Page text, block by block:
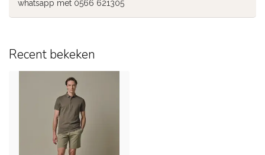
whatsapp met 0566 621305
Recent bekeken